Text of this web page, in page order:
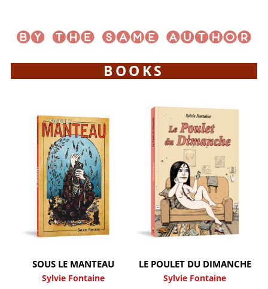
BOOKS
SOUS LE MANTEAU
Sylvie Fontaine
LE POULET DU DIMANCHE
Sylvie Fontaine